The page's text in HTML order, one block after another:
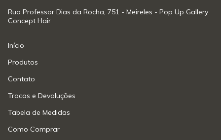
Rua Professor Dias da Rocha, 751 - Meireles - Pop Up Gallery
Concept Hair
Início
Produtos
Contato
Trocas e Devoluções
Tabela de Medidas
Como Comprar